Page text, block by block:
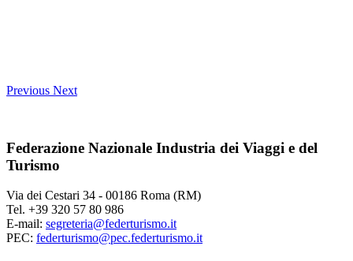
Previous Next
Federazione Nazionale Industria dei Viaggi e del
Turismo
Via dei Cestari 34 - 00186 Roma (RM)
Tel. +39 320 57 80 986
E-mail: segreteria@federturismo.it
PEC: federturismo@pec.federturismo.it